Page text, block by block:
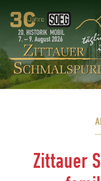
Zittauer